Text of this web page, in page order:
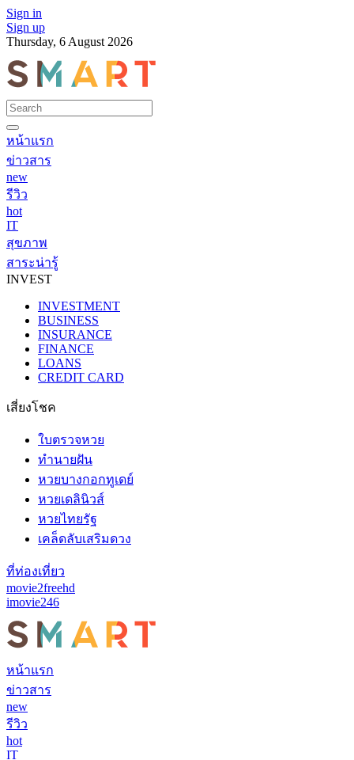
Sign in
Sign up
Thursday, 6 August 2026
หน้าแรก
ข่าวสาร
new
รีวิว
hot
IT
สุขภาพ
สาระน่ารู้
INVEST
INVESTMENT
BUSINESS
INSURANCE
FINANCE
LOANS
CREDIT CARD
เสี่ยงโชค
ใบตรวจหวย
ทำนายฝัน
หวยบางกอกทูเดย์
หวยเดลินิวส์
หวยไทยรัฐ
เคล็ดลับเสริมดวง
ที่ท่องเที่ยว
movie2freehd
imovie246
หน้าแรก
ข่าวสาร
new
รีวิว
hot
IT